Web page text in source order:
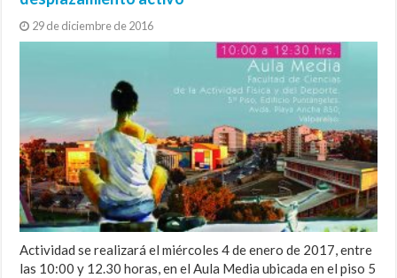
29 de diciembre de 2016
Actividad se realizará el miércoles 4 de enero de 2017, entre
las 10:00 y 12.30 horas, en el Aula Media ubicada en el piso 5